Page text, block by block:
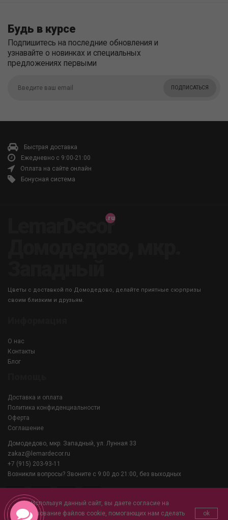
Будь в курсе
Подпишитесь на последние обновления и
узнавайте о новинках и специальных
предложениях первыми
ПОДПИСАТЬСЯ
Быстрая доставка
Ежедневно с 9:00-21:00
Оплата на сайте онлайн
Бонусная система
LemarDecor
Цветы с доставкой по Домодедово, делайте приятные сюрпризы
своим близким и друзьям.
О нас
Контакты
Блог
Доставка и оплата
Политика конфиденциальности
Оферта
Соглашение
Домодедово, мкр. Западный, ул. Лунная 33
zakaz@lemardecor.ru
+7 (915) 203-93-11
Возникли вопросы? Звоните с 9:00 до 21:00, без выходных
Используя данный сайт, вы даете согласие на
использование файлов cookie, помогающих нам сделать
ok